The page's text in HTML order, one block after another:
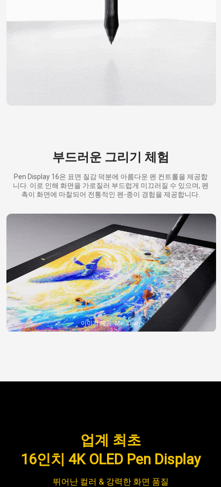
부드러운 그리기 체험
Pen Display 16은 표면 질감 덕분에 아름다운 펜 컨트롤을 제공합
니다. 이로 인해 화면을 가로질러 부드럽게 미끄러질 수 있으며, 펜
촉이 화면에 마찰되어 전통적인 펜-종이 경험을 제공합니다.
이미지 제공: Mei Zijun
업계 최초
16인치 4K OLED Pen Display
뛰어난 컬러 & 강력한 화면 품질